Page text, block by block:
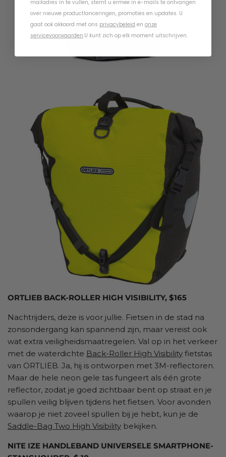
ORTLIEB BACK-ROLLER HIGH VISIBILITY, $165
Nachtrijders, deze is voor jullie. Fietsen in de stad na
zonsondergang kan spannend zijn, maar vereist ook
wat extra veiligheidsmaatregelen. Val op in het verkeer
met de waterdichte Back-Roller High Visibility fietstas
van ORTLIEB. Ja, hij is ontworpen met 3M-reflectoren.
Maar de hele neon gele tas fungeert als één grote
reflector, zodat je goed zichtbaar bent op straat en je
spullen veilig blijven tijdens het fietsen. Voor avonden
waarop je niet zoveel spullen bij je hebt, kun je de
Saddle-Bag Two High Visibility bekijken.
NITE IZE HANDLEBAND UNIVERSELE SMARTPHONE-
mailadres in te vullen, stemt u ermee in e-mails te ontvangen
over nieuwe productlanceringen, promoties en updates. U
gaat ook akkoord met ons privacybeleid en onze
servicevoorwaarden.U kunt zich op elk moment uitschrijven.